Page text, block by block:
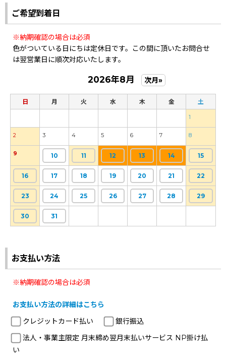
ご希望到着日
※納期確認の場合は必須
色がついている日にちは定休日です。この間に頂いたお問合せ
は翌営業日に順次対応いたします。
2026年8月 次月»
日 月 火 水 木 金 土
1
2 3 4 5 6 7 8
9 10 11 12 13 14 15
16 17 18 19 20 21 22
23 24 25 26 27 28 29
30 31
お支払い方法
※納期確認の場合は必須
お支払い方法の詳細はこちら
クレジットカード払い
銀行振込
法人・事業主限定 月末締め翌月末払いサービス NP掛け払
い